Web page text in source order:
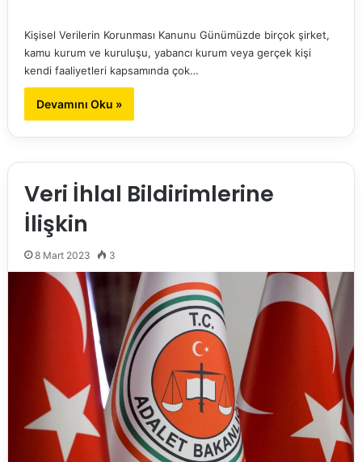
Kişisel Verilerin Korunması Kanunu Günümüzde birçok şirket,
kamu kurum ve kuruluşu, yabancı kurum veya gerçek kişi
kendi faaliyetleri kapsamında çok…
Devamını Oku »
Veri İhlal Bildirimlerine
İlişkin
8 Mart 2023 3